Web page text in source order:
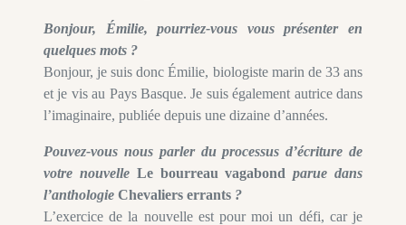
Bonjour, Émilie, pourriez-vous vous présenter en
quelques mots ?
Bonjour, je suis donc Émilie, biologiste marin de 33 ans
et je vis au Pays Basque. Je suis également autrice dans
l’imaginaire, publiée depuis une dizaine d’années.
Pouvez-vous nous parler du processus d’écriture de
votre nouvelle Le bourreau vagabond parue dans
l’anthologie Chevaliers errants ?
L’exercice de la nouvelle est pour moi un défi, car je